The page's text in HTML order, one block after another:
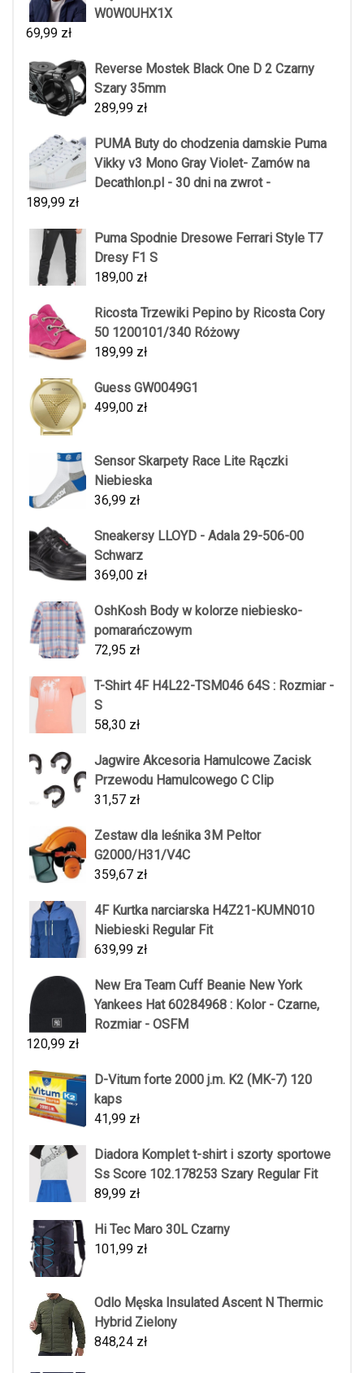
W0W0UHX1X
69,99 zł
Reverse Mostek Black One D 2 Czarny
Szary 35mm
289,99 zł
PUMA Buty do chodzenia damskie Puma
Vikky v3 Mono Gray Violet- Zamów na
Decathlon.pl - 30 dni na zwrot -
189,99 zł
Puma Spodnie Dresowe Ferrari Style T7
Dresy F1 S
189,00 zł
Ricosta Trzewiki Pepino by Ricosta Cory
50 1200101/340 Różowy
189,99 zł
Guess GW0049G1
499,00 zł
Sensor Skarpety Race Lite Rączki
Niebieska
36,99 zł
Sneakersy LLOYD - Adala 29-506-00
Schwarz
369,00 zł
OshKosh Body w kolorze niebiesko-
pomarańczowym
72,95 zł
T-Shirt 4F H4L22-TSM046 64S : Rozmiar -
S
58,30 zł
Jagwire Akcesoria Hamulcowe Zacisk
Przewodu Hamulcowego C Clip
31,57 zł
Zestaw dla leśnika 3M Peltor
G2000/H31/V4C
359,67 zł
4F Kurtka narciarska H4Z21-KUMN010
Niebieski Regular Fit
639,99 zł
New Era Team Cuff Beanie New York
Yankees Hat 60284968 : Kolor - Czarne,
Rozmiar - OSFM
120,99 zł
D-Vitum forte 2000 j.m. K2 (MK-7) 120
kaps
41,99 zł
Diadora Komplet t-shirt i szorty sportowe
Ss Score 102.178253 Szary Regular Fit
89,99 zł
Hi Tec Maro 30L Czarny
101,99 zł
Odlo Męska Insulated Ascent N Thermic
Hybrid Zielony
848,24 zł